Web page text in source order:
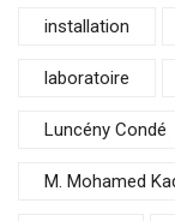
installation
laboratoire
Luncény Condé
M. Mohamed